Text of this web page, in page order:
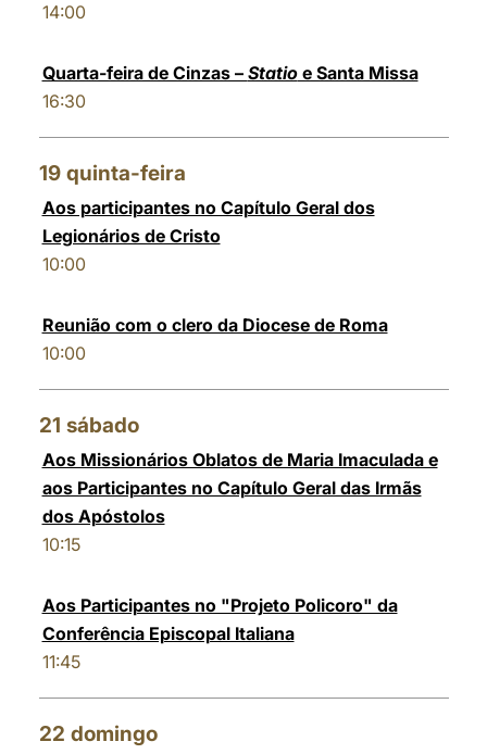
14:00
Quarta-feira de Cinzas – Statioe Santa Missa
16:30
19 quinta-feira
Aos participantes no Capítulo Geral dos
Legionários de Cristo
10:00
Reunião com o clero da Diocese de Roma
10:00
21 sábado
Aos Missionários Oblatos de Maria Imaculada e
aos Participantes no Capítulo Geral das Irmãs
dos Apóstolos
10:15
Aos Participantes no "Projeto Policoro" da
Conferência Episcopal Italiana
11:45
22 domingo